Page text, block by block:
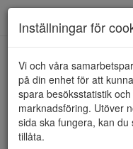
Endast REA
Rensa
90
Inställningar för
Vi och våra
på din enhet för att
spara besöksstatistik
marknadsföring. Utöver
sida ska fungera, kan du
tillåta.